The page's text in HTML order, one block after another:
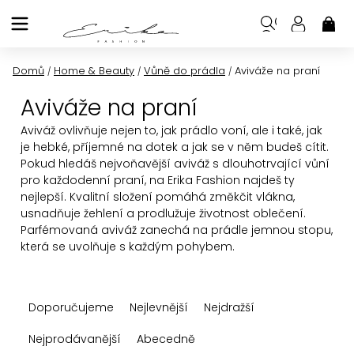
na
Domů / Home & Beauty / Vůně do prádla / Aviváže na praní
Aviváže na praní
Aviváž ovlivňuje nejen to, jak prádlo voní, ale i také, jak
je hebké, příjemné na dotek a jak se v něm budeš cítit.
Pokud hledáš nejvoňavější aviváž s dlouhotrvající vůní
pro každodenní praní, na Erika Fashion najdeš ty
nejlepší. Kvalitní složení pomáhá změkčit vlákna,
usnadňuje žehlení a prodlužuje životnost oblečení.
Parfémovaná aviváž zanechá na prádle jemnou stopu,
která se uvolňuje s každým pohybem.
aDoporučujeme Nejlevnější
Nejdražší
Nejprodávanější
Abecedně